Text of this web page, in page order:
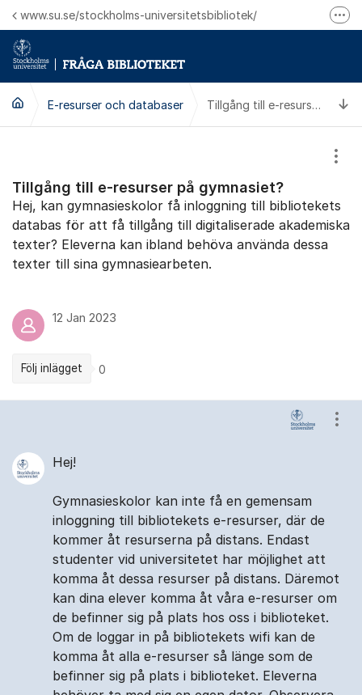
Hoppa till innehåll
www.su.se/stockholms-universitetsbibliotek/
E-resurser och databaser Tillgång till e-resurser på gymnasiet?
Tillgång till e-resurser på gymnasiet?
Hej, kan gymnasieskolor få inloggning till bibliotekets
databas för att få tillgång till digitaliserade akademiska
texter? Eleverna kan ibland behöva använda dessa
texter till sina gymnasiearbeten.
12 Jan 2023
Följ inlägget 0
Hej!
Gymnasieskolor kan inte få en gemensam
inloggning till bibliotekets e-resurser, där de
kommer åt resurserna på distans. Endast
studenter vid universitetet har möjlighet att
komma åt dessa resurser på distans. Däremot
kan dina elever komma åt våra e-resurser om
de befinner sig på plats hos oss i biblioteket.
Om de loggar in på bibliotekets wifi kan de
komma åt alla e-resurser så länge som de
befinner sig på plats i biblioteket. Eleverna